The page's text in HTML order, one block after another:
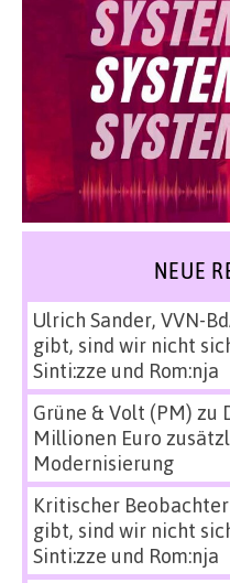
NEUE
Ulrich Sander, VVN-
gibt, sind wir nicht
Sinti:zze und Rom:nja
Grüne & Volt (PM) zu
Millionen Euro
Modernisierung
Kritischer Beobachter
gibt, sind wir nicht
Sinti:zze und Rom:nja